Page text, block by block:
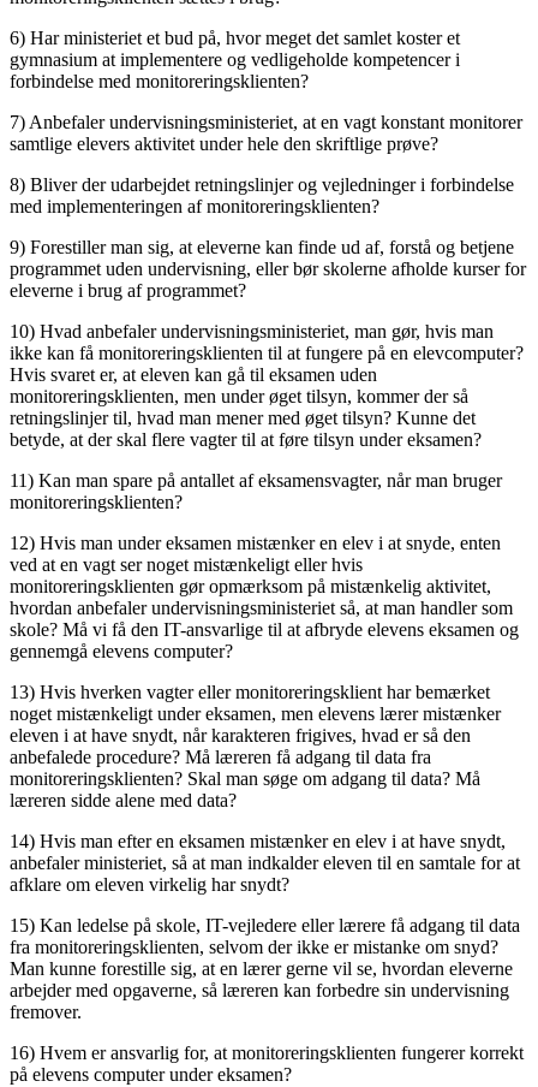
6) Har ministeriet et bud på, hvor meget det samlet koster et
gymnasium at implementere og vedligeholde kompetencer i
forbindelse med monitoreringsklienten?
7) Anbefaler undervisningsministeriet, at en vagt konstant monitorer
samtlige elevers aktivitet under hele den skriftlige prøve?
8) Bliver der udarbejdet retningslinjer og vejledninger i forbindelse
med implementeringen af monitoreringsklienten?
9) Forestiller man sig, at eleverne kan finde ud af, forstå og betjene
programmet uden undervisning, eller bør skolerne afholde kurser for
eleverne i brug af programmet?
10) Hvad anbefaler undervisningsministeriet, man gør, hvis man
ikke kan få monitoreringsklienten til at fungere på en elevcomputer?
Hvis svaret er, at eleven kan gå til eksamen uden
monitoreringsklienten, men under øget tilsyn, kommer der så
retningslinjer til, hvad man mener med øget tilsyn? Kunne det
betyde, at der skal flere vagter til at føre tilsyn under eksamen?
11) Kan man spare på antallet af eksamensvagter, når man bruger
monitoreringsklienten?
12) Hvis man under eksamen mistænker en elev i at snyde, enten
ved at en vagt ser noget mistænkeligt eller hvis
monitoreringsklienten gør opmærksom på mistænkelig aktivitet,
hvordan anbefaler undervisningsministeriet så, at man handler som
skole? Må vi få den IT-ansvarlige til at afbryde elevens eksamen og
gennemgå elevens computer?
13) Hvis hverken vagter eller monitoreringsklient har bemærket
noget mistænkeligt under eksamen, men elevens lærer mistænker
eleven i at have snydt, når karakteren frigives, hvad er så den
anbefalede procedure? Må læreren få adgang til data fra
monitoreringsklienten? Skal man søge om adgang til data? Må
læreren sidde alene med data?
14) Hvis man efter en eksamen mistænker en elev i at have snydt,
anbefaler ministeriet, så at man indkalder eleven til en samtale for at
afklare om eleven virkelig har snydt?
15) Kan ledelse på skole, IT-vejledere eller lærere få adgang til data
fra monitoreringsklienten, selvom der ikke er mistanke om snyd?
Man kunne forestille sig, at en lærer gerne vil se, hvordan eleverne
arbejder med opgaverne, så læreren kan forbedre sin undervisning
fremover.
16) Hvem er ansvarlig for, at monitoreringsklienten fungerer korrekt
på elevens computer under eksamen?